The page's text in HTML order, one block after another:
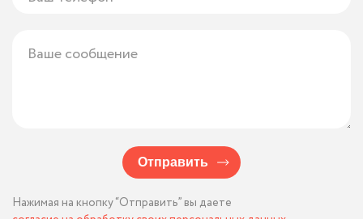
Отправить
Нажимая на кнопку “Отправить” вы даете